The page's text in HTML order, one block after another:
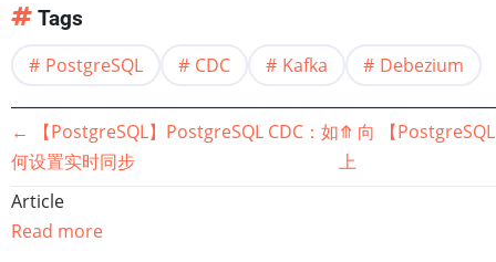
Tags
PostgreSQL CDC Kafka Debezium
书
遍
←
【PostgreSQL】PostgreSQL CDC：如
何设置实时同步
⤊ 向
上
【
Article
Read more